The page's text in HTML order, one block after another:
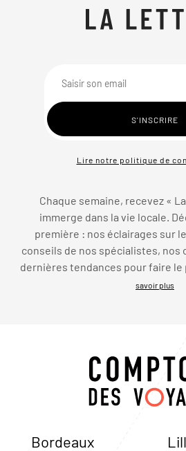
Lire notre politique de
Chaque semaine, recevez «
immerge dans la vie locale.
première : nos éclairages sur
conseils de nos spécialistes, nos
dernières tendances pour faire le
savoir plus
Bordeaux